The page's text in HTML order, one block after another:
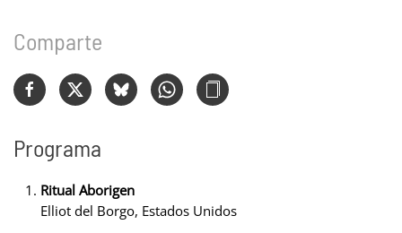
Comparte
Programa
Ritual Aborigen
Elliot del Borgo, Estados Unidos